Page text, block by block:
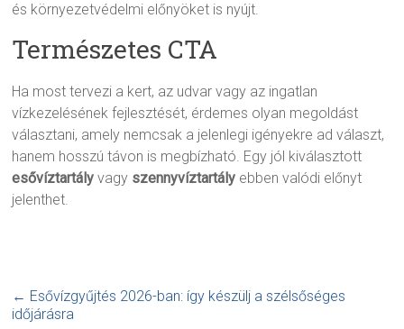
és környezetvédelmi előnyöket is nyújt.
Természetes CTA
Ha most tervezi a kert, az udvar vagy az ingatlan
vízkezelésének fejlesztését, érdemes olyan megoldást
választani, amely nemcsak a jelenlegi igényekre ad választ,
hanem hosszú távon is megbízható. Egy jól kiválasztott
esővíztartály vagy szennyvíztartály ebben valódi előnyt
jelenthet.
← Esővízgyűjtés 2026-ban: így készülj a szélsőséges
időjárásra